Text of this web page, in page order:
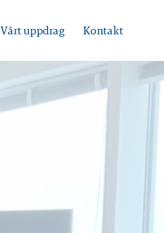
Vårt uppdrag Kontakt